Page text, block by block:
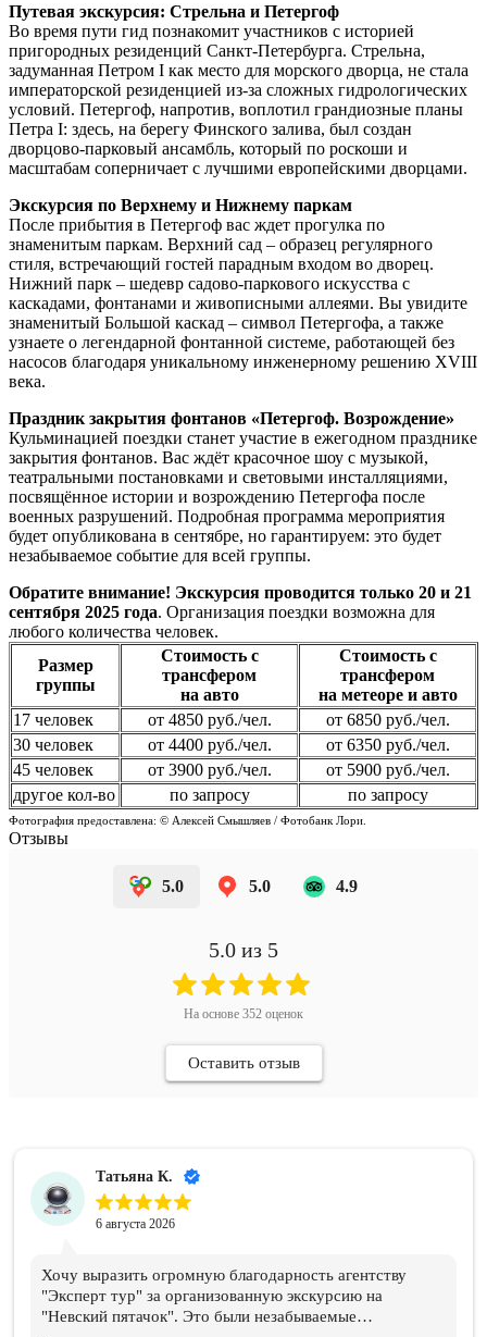
Путевая экскурсия: Стрельна и Петергоф
Во время пути гид познакомит участников с историей
пригородных резиденций Санкт-Петербурга. Стрельна,
задуманная Петром I как место для морского дворца, не стала
императорской резиденцией из-за сложных гидрологических
условий. Петергоф, напротив, воплотил грандиозные планы
Петра I: здесь, на берегу Финского залива, был создан
дворцово-парковый ансамбль, который по роскоши и
масштабам соперничает с лучшими европейскими дворцами.
Экскурсия по Верхнему и Нижнему паркам
После прибытия в Петергоф вас ждет прогулка по
знаменитым паркам. Верхний сад – образец регулярного
стиля, встречающий гостей парадным входом во дворец.
Нижний парк – шедевр садово-паркового искусства с
каскадами, фонтанами и живописными аллеями. Вы увидите
знаменитый Большой каскад – символ Петергофа, а также
узнаете о легендарной фонтанной системе, работающей без
насосов благодаря уникальному инженерному решению XVIII
века.
Праздник закрытия фонтанов «Петергоф. Возрождение»
Кульминацией поездки станет участие в ежегодном празднике
закрытия фонтанов. Вас ждёт красочное шоу с музыкой,
театральными постановками и световыми инсталляциями,
посвящённое истории и возрождению Петергофа после
военных разрушений. Подробная программа мероприятия
будет опубликована в сентябре, но гарантируем: это будет
незабываемое событие для всей группы.
Обратите внимание! Экскурсия проводится только 20 и 21
сентября 2025 года. Организация поездки возможна для
любого количества человек.
Размер
группы
Стоимость с
трансфером
на авто
Стоимость с
трансфером
на метеоре и авто
17 человек
от 4850 руб./чел.
от 6850 руб./чел.
30 человек
от 4400 руб./чел.
от 6350 руб./чел.
45 человек
от 3900 руб./чел.
от 5900 руб./чел.
другое кол-во
по запросу по запросу
Фотография предоставлена: © Алексей Смышляев / Фотобанк Лори.
Отзывы
5.0 5.0 4.9
5.0 из 5
На основе 352 оценок
Оставить отзыв
Татьяна К.
6 августа 2026
Хочу выразить огромную благодарность агентству
"Эксперт тур" за организованную экскурсию на
"Невский пятачок". Это были незабываемые